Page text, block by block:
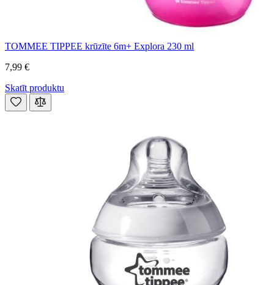
TOMMEE TIPPEE krūzīte 6m+ Explora 230 ml
7,99 €
Skatīt produktu